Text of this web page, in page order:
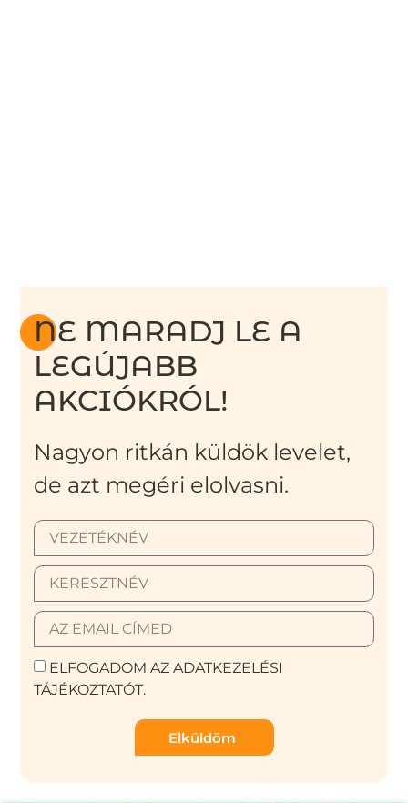
NE MARADJ LE A
LEGÚJABB
AKCIÓKRÓL!
Nagyon ritkán küldök levelet,
de azt megéri elolvasni.
ELFOGADOM AZ ADATKEZELÉSI
TÁJÉKOZTATÓT.
Elküldöm